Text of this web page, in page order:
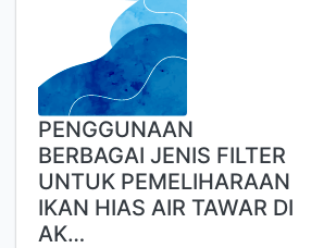
PENGGUNAAN
BERBAGAI JENIS FILTER
UNTUK PEMELIHARAAN
IKAN HIAS AIR TAWAR DI
AK…